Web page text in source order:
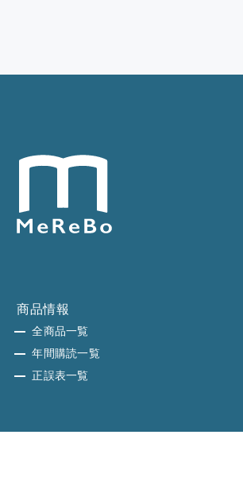
商品情報
全商品一覧
年間購読一覧
正誤表一覧